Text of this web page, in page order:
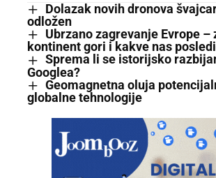
Dolazak novih dronova
odložen
Ubrzano zagrevanje Evrope –
kontinent gori i kakve nas
Sprema li se istorijsko
Googlea?
Geomagnetna oluja
globalne tehnologije